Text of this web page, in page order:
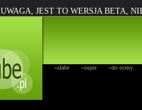
UWAGA, JEST TO WERSJA BETA,
»słabe »super »do oceny